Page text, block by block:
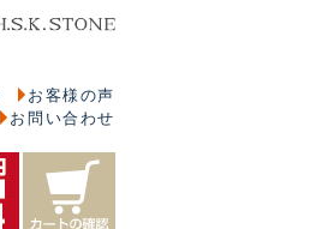
お客様の声
お問い合わせ